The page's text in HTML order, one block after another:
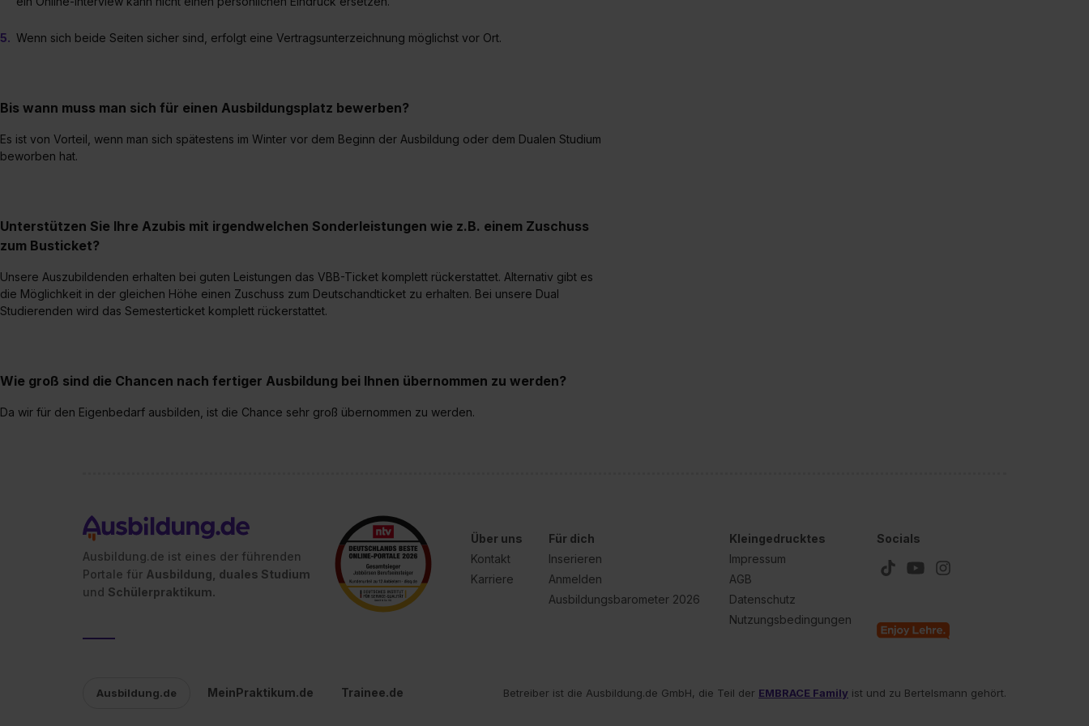
jederzeit mit Wirkung für die Zukunft ganz oder teilweise über unsere Datenschutzerklärung unter dem Punkt
„Details zeigen“. Weitere Informationen:Datenschutzerklärung
Wenn sich beide Seiten sicher sind, erfolgt eine Vertragsunterzeichnung möglichst vor Ort.
Bis wann muss man sich für einen Ausbildungsplatz bewerben?
Es ist von Vorteil, wenn man sich spätestens im Winter vor dem Beginn der Ausbildung oder dem Dualen Studium
beworben hat.
Unterstützen Sie Ihre Azubis mit irgendwelchen Sonderleistungen wie z.B. einem Zuschuss
zum Busticket?
Unsere Auszubildenden erhalten bei guten Leistungen das VBB-Ticket komplett rückerstattet. Alternativ gibt es
die Möglichkeit in der gleichen Höhe einen Zuschuss zum Deutschandticket zu erhalten. Bei unsere Dual
Studierenden wird das Semesterticket komplett rückerstattet.
Wie groß sind die Chancen nach fertiger Ausbildung bei Ihnen übernommen zu werden?
Da wir für den Eigenbedarf ausbilden, ist die Chance sehr groß übernommen zu werden.
Ausbildung.de ist eines der führenden
Portale für Ausbildung, duales Studium
und Schülerpraktikum.
Über uns
Kontakt
Karriere
Für dich
Inserieren
Anmelden
Ausbildungsbarometer 2026
Kleingedrucktes
Impressum
AGB
Datenschutz
Nutzungsbedingungen
Socials
Ausbildung.de MeinPraktikum.de Trainee.de Betreiber ist die Ausbildung.de GmbH, die Teil der EMBRACE Family ist und zu Bertelsmann gehört.